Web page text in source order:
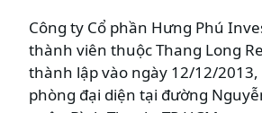
Công ty Cổ phần Hưng Phú
thành viên thuộc Thang Long
thành lập vào ngày 12/12/2013,
phòng đại diện tại đường